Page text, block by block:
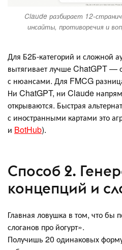
Claude разбирает 12-
инсайты, противоречия и
Для Б2Б-категорий и сложной
вытягивает лучше ChatGPT —
с нюансами. Для FMCG
Ни ChatGPT, ни Claude
открываются. Быстрая
с иностранными картами это
и BotHub).
Способ 2.
концепций и
Главная ловушка в том, что бы
слоганов про йогурт».
Получишь 20 одинаковых